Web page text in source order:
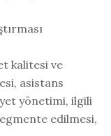
kalitesi ve
asistans
yönetimi, ilgili
edilmesi,